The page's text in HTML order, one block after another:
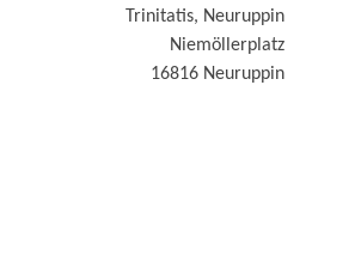
Trinitatis, Neuruppin
Niemöllerplatz
16816 Neuruppin